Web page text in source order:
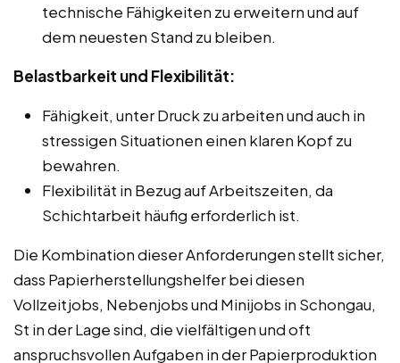
technische Fähigkeiten zu erweitern und auf
dem neuesten Stand zu bleiben.
Belastbarkeit und Flexibilität:
Fähigkeit, unter Druck zu arbeiten und auch in
stressigen Situationen einen klaren Kopf zu
bewahren.
Flexibilität in Bezug auf Arbeitszeiten, da
Schichtarbeit häufig erforderlich ist.
Die Kombination dieser Anforderungen stellt sicher,
dass Papierherstellungshelfer bei diesen
Vollzeitjobs, Nebenjobs und Minijobs in Schongau,
St in der Lage sind, die vielfältigen und oft
anspruchsvollen Aufgaben in der Papierproduktion